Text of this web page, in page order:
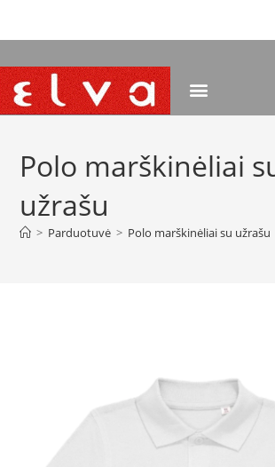
Polo marškinėliai
užrašu
> Parduotuvė > Polo marškinėliai su užrašu